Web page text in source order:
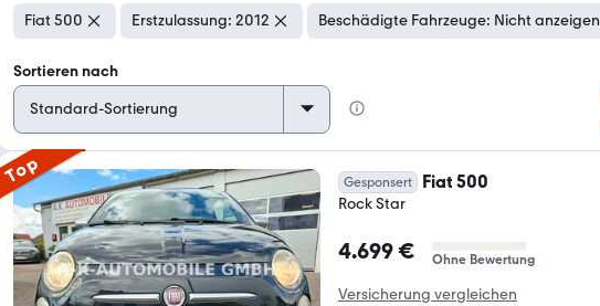
Fiat 500 Erstzulassung: 2012 Beschädigte Fahrzeuge: Nicht anzeigen
Sortieren nach
Top Gesponsert Fiat 500
Rock Star
4.699 € Ohne Bewertung
Versicherung vergleichen